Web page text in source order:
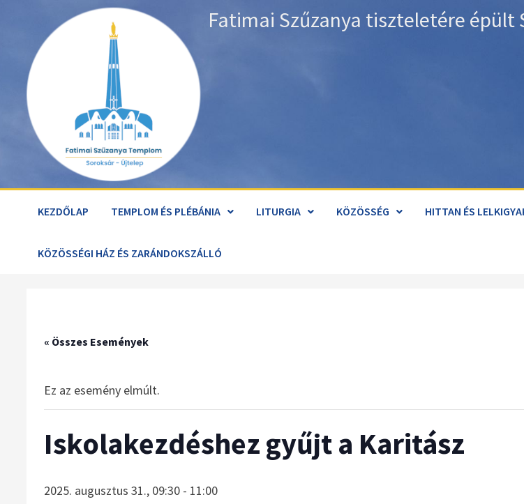
Fatimai Szűzanya tiszteletére
KEZDŐLAP TEMPLOM ÉS PLÉBÁNIA LITURGIA KÖZÖSSÉG HITTAN ÉS
KÖZÖSSÉGI HÁZ ÉS ZARÁNDOKSZÁLLÓ
« Összes Események
Ez az esemény elmúlt.
Iskolakezdéshez gyűjt a Karitász
2025. augusztus 31., 09:30 - 11:00